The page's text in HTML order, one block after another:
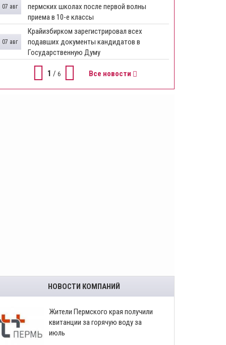
пермских школах после первой волны
приема в 10-е классы
07 авг
Крайизбирком зарегистрировал всех
подавших документы кандидатов в
Государственную Думу
07 авг
1 / 6 Все новости
НОВОСТИ КОМПАНИЙ
​Жители Пермского края получили
квитанции за горячую воду за
июль